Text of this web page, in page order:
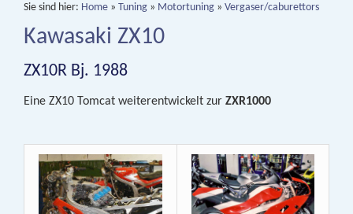
Sie sind hier: Home » Tuning » Motortuning » Vergaser/caburettors
Kawasaki ZX10
ZX10R Bj. 1988
Eine ZX10 Tomcat weiterentwickelt zur ZXR1000